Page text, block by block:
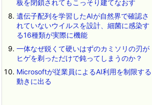
板を閉鎖されてもこっそり建てなおす
遺伝子配列を学習したAIが自然界で確認さ
れていないウイルスを設計、細菌に感染す
る16種類が実際に機能
一体なぜ鋭くて硬いはずのカミソリの刃が
ヒゲを剃っただけで鈍ってしまうのか？
Microsoftが従業員によるAI利用を制限する
動きに出る